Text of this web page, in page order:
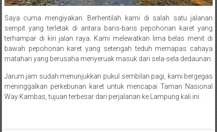
Saya cuma mengiyakan. Berhentilah kami di salah satu jalanan
sempit yang terletak di antara baris-baris pepohonan karet yang
terhampar di kiri jalan raya. Kami melewatkan lima belas menit di
bawah pepohonan karet yang setengah teduh memapas cahaya
matahari yang berusaha menyeruak masuk dari sela-sela dedaunan.
Jarum jam sudah menunjukkan pukul sembilan pagi, kami bergegas
meninggalkan perkebunan karet untuk mencapai Taman Nasional
Way Kambas, tujuan terbesar dari perjalanan ke Lampung kali ini.